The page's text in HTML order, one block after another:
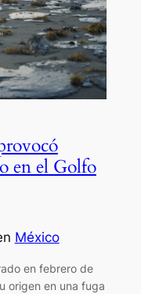
en el Golfo
México
en febrero de
origen en una fuga